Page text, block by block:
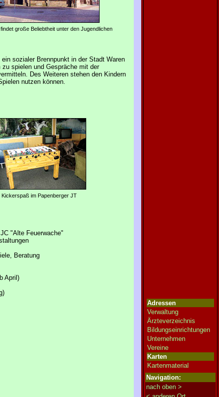
große Beliebtheit unter den Jugendlichen
sozialer Brennpunkt in der Stadt Waren
spielen und Gespräche mit der
Des Weiteren stehen den Kindern
nutzen können.
Kickerspaß im Papenberger JT
"Alte Feuerwache"
Beratung
April)
Adressen
Verwaltung
Ärzteverzeichnis
Bildungseinrichtungen
Unternehmen
Vereine
Karten
Kartenmaterial
Navigation:
nach oben >